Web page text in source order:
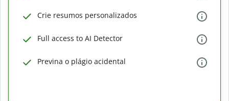
Crie resumos personalizados
Full access to AI Detector
Previna o plágio acidental